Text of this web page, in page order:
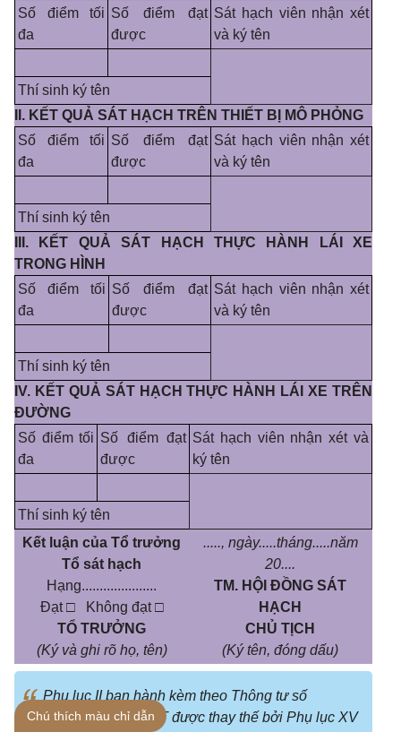
Số điểm tối
đa
Số điểm đạt
được
Sát hạch viên nhận xét
và ký tên
Thí sinh ký tên
II. KẾT QUẢ SÁT HẠCH TRÊN THIẾT BỊ MÔ PHỎNG
Số điểm tối
đa
Số điểm đạt
được
Sát hạch viên nhận xét
và ký tên
Thí sinh ký tên
III. KẾT QUẢ SÁT HẠCH THỰC HÀNH LÁI XE
TRONG HÌNH
Số điểm tối
đa
Số điểm đạt
được
Sát hạch viên nhận xét
và ký tên
Thí sinh ký tên
IV. KẾT QUẢ SÁT HẠCH THỰC HÀNH LÁI XE TRÊN
ĐƯỜNG
Số điểm tối
đa
Số điểm đạt
được
Sát hạch viên nhận xét và
ký tên
Thí sinh ký tên
Kết luận của Tổ trưởng
Tổ sát hạch
Hạng.....................
Đạt□ Không đạt□
TỔ TRƯỞNG
(Ký và ghi rõ họ, tên)
....., ngày.....tháng.....năm
20....
TM. HỘI ĐỒNG SÁT
HẠCH
CHỦ TỊCH
(Ký tên, đóng dấu)
Phụ lục II ban hành kèm theo Thông tư số
01/2021/TT-BGTVT được thay thế bởi Phụ lục XV
Chú thích màu chỉ dẫn